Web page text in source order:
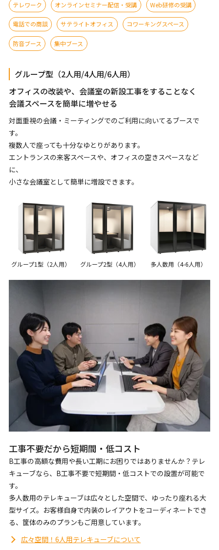
テレワーク オンラインセミナー配信・受講 Web研修の受講
電話での商談 サテライトオフィス コワーキングスペース
防音ブース 集中ブース
グループ型（2人用/4人用/6人用）
オフィスの改装や、会議室の新設工事をすることなく
会議スペースを簡単に増やせる
対面重視の会議・ミーティングでのご利用に向いてるブースで
す。
複数人で座っても十分なゆとりがあります。
エントランスの来客スペースや、オフィスの空きスペースなど
に、
小さな会議室として簡単に増設できます。
グループ1型（2人用） グループ2型（4人用） 多人数用（4-6人用）
工事不要だから短期間・低コスト
B工事の高額な費用や長い工期にお困りではありませんか？テレ
キューブなら、B工事不要で短期間・低コストでの設置が可能で
す。
多人数用のテレキューブは広々とした空間で、ゆったり座れる大
型サイズ。お客様自身で内装のレイアウトをコーディネートでき
る、筐体のみのプランもご用意しています。
広々空間！6人用テレキューブについて